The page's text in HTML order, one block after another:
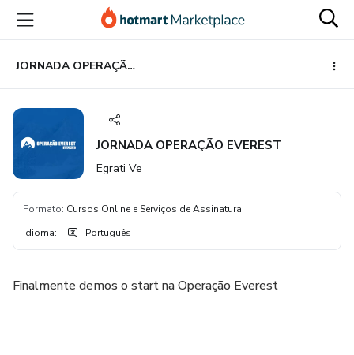
para
conteúdo
principal
para
pagamento
para
rodapé
JORNADA OPERAÇÃO EVEREST
JORNADA OPERAÇÃO EVEREST
Egrati Ve
Formato: Cursos Online e Serviços de Assinatura
Idioma: Português
​Finalmente demos o start na Operação Everest